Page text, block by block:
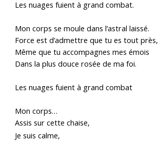
Les nuages fuient à grand combat.
Mon corps se moule dans l’astral laissé.
Force est d’admettre que tu es tout près,
Même que tu accompagnes mes émois
Dans la plus douce rosée de ma foi.
Les nuages fuient à grand combat
Mon corps…
Assis sur cette chaise,
Je suis calme,